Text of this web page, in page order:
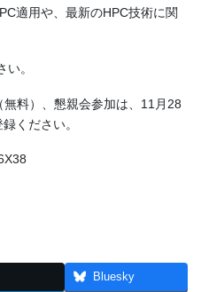
適用や、最新のHPC技術に関
。
料）、懇親会参加は、11月28
ください。
Bluesky